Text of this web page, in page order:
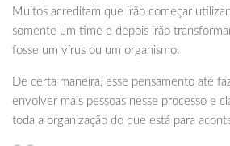
Muitos acreditam que irão começar
somente um time e depois irão
fosse um vírus ou um organismo.
De certa maneira, esse pensamento até
envolver mais pessoas nesse processo e
toda a organização do que está para